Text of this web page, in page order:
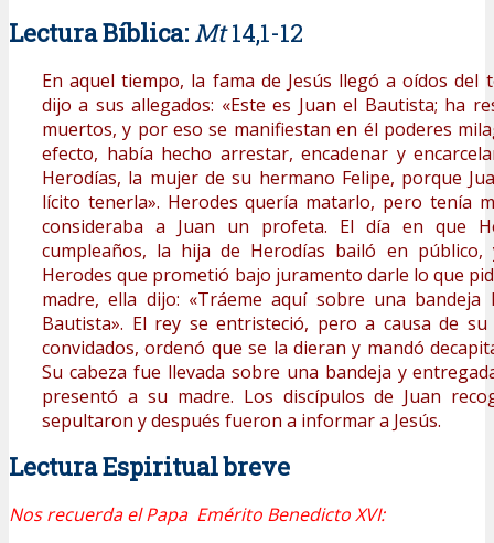
Lectura Bíblica: Mt14,1-12
En aquel tiempo, la fama de Jesús llegó a oídos del
dijo a sus allegados: «Este es Juan el Bautista; ha
muertos, y por eso se manifiestan en él poderes
efecto, había hecho arrestar, encadenar y
Herodías, la mujer de su hermano Felipe, porque
lícito tenerla». Herodes quería matarlo, pero tenía
consideraba a Juan un profeta. El día en que
cumpleaños, la hija de Herodías bailó en
Herodes que prometió bajo juramento darle lo que
madre, ella dijo: «Tráeme aquí sobre una bandeja
Bautista». El rey se entristeció, pero a causa de
convidados, ordenó que se la dieran y mandó
Su cabeza fue llevada sobre una bandeja y
presentó a su madre. Los discípulos de Juan
sepultaron y después fueron a informar a Jesús.
Lectura Espiritual breve
Nos recuerda el Papa Emérito Benedicto XVI: